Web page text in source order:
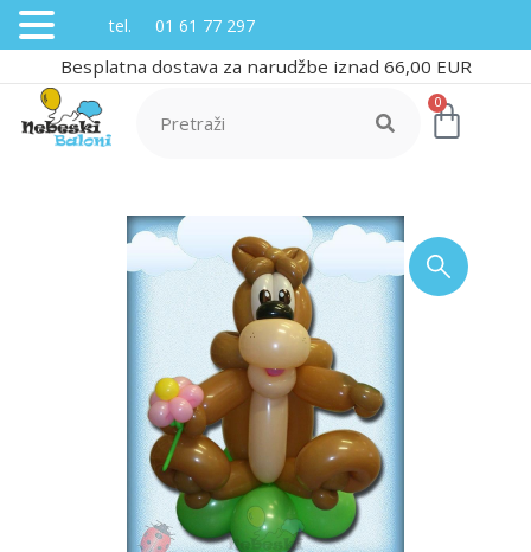
Besplatna dostava za narudžbe iznad 66,00 EUR
0
tel. 01 61 77 297